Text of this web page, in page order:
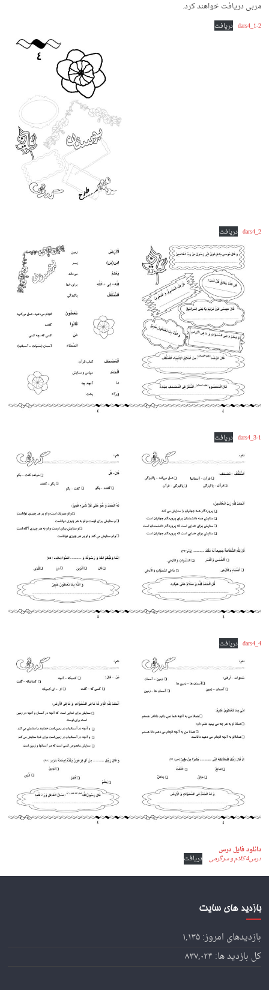
مربی دریافت خواهند کرد.
dars4_1-2 دریافت
dars4_2 دریافت
dars4_3-1 دریافت
dars4_4 دریافت
دانلود فایل درس
درس4 کلام و سرگرمی دریافت
بازدید های سایت
بازدیدهای امروز:۱,۱۳۵
کل بازدید ها: ۸۳۷,۰۲۴